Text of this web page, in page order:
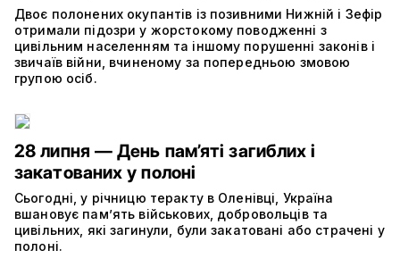
Двоє полонених окупантів із позивними Нижній і Зефір
отримали підозри у жорстокому поводженні з
цивільним населенням та іншому порушенні законів і
звичаїв війни, вчиненому за попередньою змовою
групою осіб.
28 липня — День пам’яті загиблих і
закатованих у полоні
Сьогодні, у річницю теракту в Оленівці, Україна
вшановує пам’ять військових, добровольців та
цивільних, які загинули, були закатовані або страчені у
полоні.